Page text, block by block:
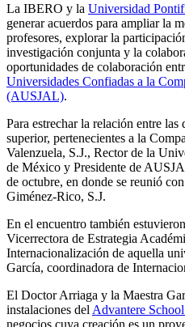
La IBERO y la Universidad
generar acuerdos para ampliar la
profesores, explorar la
investigación conjunta y la
oportunidades de colaboración
Universidades Confiadas a la
(AUSJAL).
Para estrechar la relación entre
superior, pertenecientes a la
Valenzuela, S.J., Rector de la
de México y Presidente de
de octubre, en donde se reunió
Giménez-Rico, S.J.
En el encuentro también
Vicerrectora de Estrategia
Internacionalización de aquella
García, coordinadora de
El Doctor Arriaga y la Maestra
instalaciones del Advantere
negocios cuya creación es un